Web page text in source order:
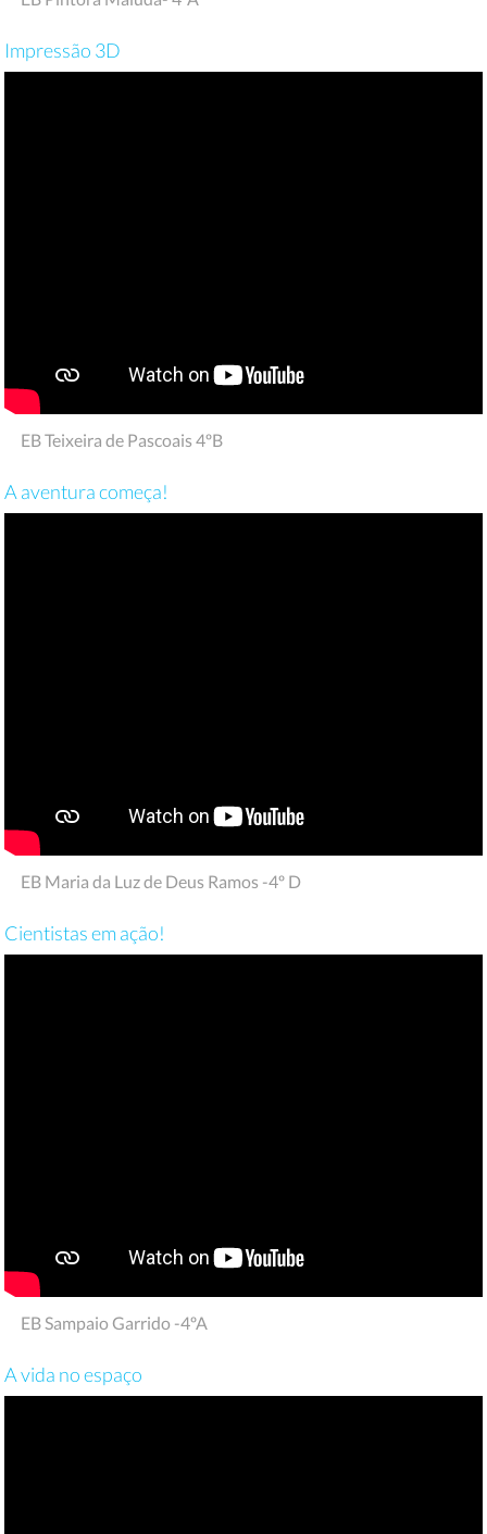
Impressão 3D
EB Teixeira de Pascoais 4ºB
A aventura começa!
EB Maria da Luz de Deus Ramos -4º D
Cientistas em ação!
EB Sampaio Garrido -4ºA
A vida no espaço